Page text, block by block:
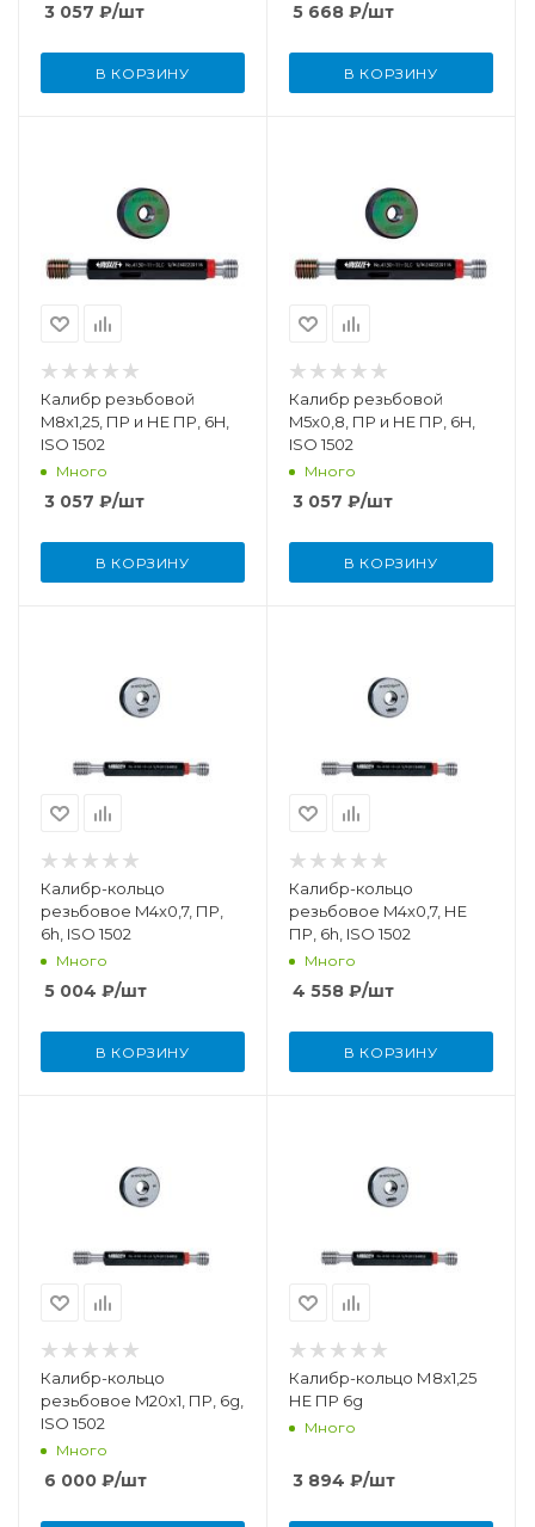
3 057 ₽/шт
В КОРЗИНУ
5 668 ₽/шт
В КОРЗИНУ
Калибр резьбовой
M8x1,25, ПР и НЕ ПР, 6H,
ISO 1502
Много
3 057 ₽/шт
В КОРЗИНУ
Калибр резьбовой
M5x0,8, ПР и НЕ ПР, 6H,
ISO 1502
Много
3 057 ₽/шт
В КОРЗИНУ
Калибр-кольцо
резьбовое M4x0,7, ПР,
6h, ISO 1502
Много
5 004 ₽/шт
В КОРЗИНУ
Калибр-кольцо
резьбовое M4x0,7, НЕ
ПР, 6h, ISO 1502
Много
4 558 ₽/шт
В КОРЗИНУ
Калибр-кольцо
резьбовое M20x1, ПР, 6g,
ISO 1502
Много
6 000 ₽/шт
Калибр-кольцо М8x1,25
НЕ ПР 6g
Много
3 894 ₽/шт